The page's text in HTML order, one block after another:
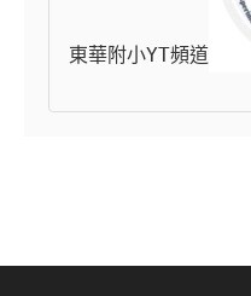
東華附小YT頻道